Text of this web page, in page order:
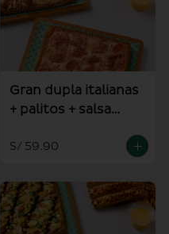
Gran dupla italianas
+ palitos + salsa
S/ 59.90